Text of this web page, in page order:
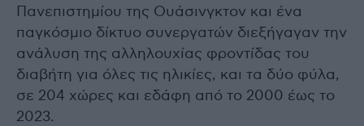
Πανεπιστημίου της Ουάσινγκτον και ένα
παγκόσμιο δίκτυο συνεργατών διεξήγαγαν την
ανάλυση της αλληλουχίας φροντίδας του
διαβήτη για όλες τις ηλικίες, και τα δύο φύλα,
σε 204 χώρες και εδάφη από το 2000 έως το
2023.